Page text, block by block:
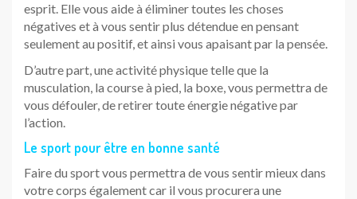
esprit. Elle vous aide à éliminer toutes les choses
négatives et à vous sentir plus détendue en pensant
seulement au positif, et ainsi vous apaisant par la pensée.
D’autre part, une activité physique telle que la
musculation, la course à pied, la boxe, vous permettra de
vous défouler, de retirer toute énergie négative par
l’action.
Le sport pour être en bonne santé
Faire du sport vous permettra de vous sentir mieux dans
votre corps également car il vous procurera une